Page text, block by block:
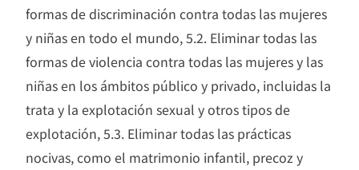
formas de discriminación contra todas las mujeres
y niñas en todo el mundo, 5.2. Eliminar todas las
formas de violencia contra todas las mujeres y las
niñas en los ámbitos público y privado, incluidas la
trata y la explotación sexual y otros tipos de
explotación, 5.3. Eliminar todas las prácticas
nocivas, como el matrimonio infantil, precoz y